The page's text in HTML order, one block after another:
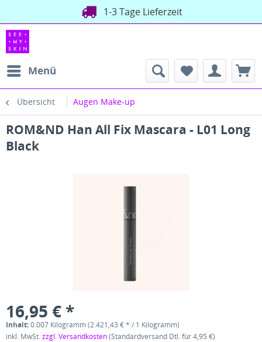
1-3 Tage Lieferzeit
Menü
Übersicht Augen Make-up
ROM&ND Han All Fix Mascara - L01 Long
Black
16,95 € *
Inhalt:0.007 Kilogramm (2.421,43 € * / 1 Kilogramm)
inkl. MwSt.zzgl. Versandkosten(Standardversand Dtl. für 4,95 €)